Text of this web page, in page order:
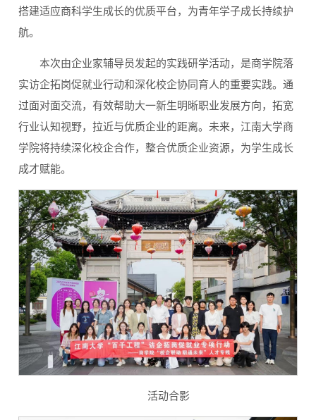
搭建适应商科学生成长的优质平台，为青年学子成长持续护
航。
本次由企业家辅导员发起的实践研学活动，是商学院落
实访企拓岗促就业行动和深化校企协同育人的重要实践。通
过面对面交流，有效帮助大一新生明晰职业发展方向，拓宽
行业认知视野，拉近与优质企业的距离。未来，江南大学商
学院将持续深化校企合作，整合优质企业资源，为学生成长
成才赋能。
活动合影